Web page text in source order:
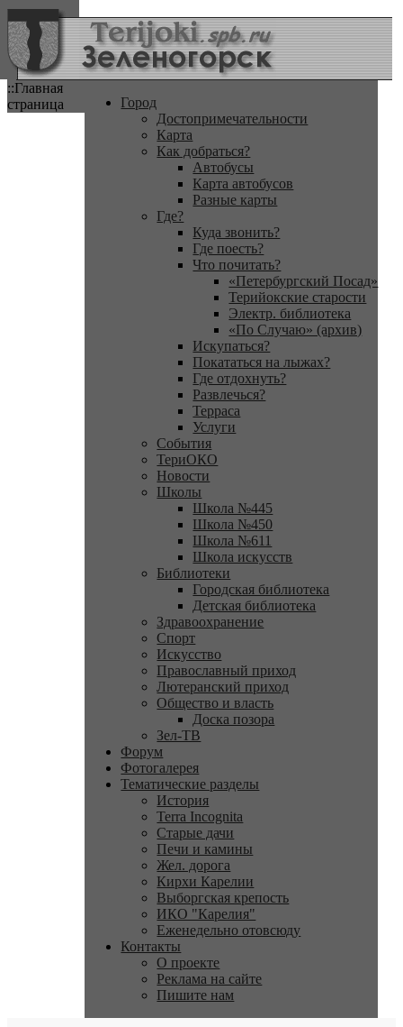
::Главная
страница
Город
Достопримечательности
Карта
Как добраться?
Автобусы
Карта автобусов
Разные карты
Где?
Куда звонить?
Где поесть?
Что почитать?
«Петербургский Посад»
Терийокские старости
Электр. библиотека
«По Случаю» (архив)
Искупаться?
Покататься на лыжах?
Где отдохнуть?
Развлечься?
Терраса
Услуги
События
ТериОКО
Новости
Школы
Школа №445
Школа №450
Школа №611
Школа искусств
Библиотеки
Городская библиотека
Детская библиотека
Здравоохранение
Спорт
Искусство
Православный приход
Лютеранский приход
Общество и власть
Доска позора
Зел-ТВ
Форум
Фотогалерея
Тематические разделы
История
Terra Incognita
Старые дачи
Печи и камины
Жел. дорога
Кирхи Карелии
Выборгская крепость
ИКО "Карелия"
Еженедельно отовсюду
Контакты
О проекте
Реклама на сайте
Пишите нам